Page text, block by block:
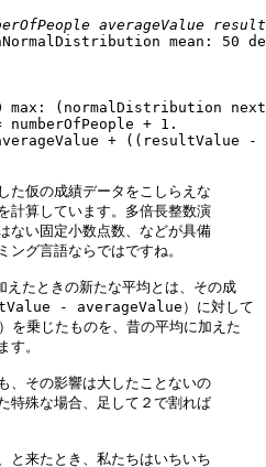
mean: 50
max: (normalDistribution
numberOfPeople + 1.
+ ((resultValue
た仮の成績データをこしらえな
計算しています。多倍長整数演
ない固定小数点数、などが具備
ング言語ならではですね。
たときの新たな平均とは、その成
- averageValue）に対して
乗じたものを、昔の平均に加えた
す。
、その影響は大したことないの
特殊な場合、足して２で割れば
と来たとき、私たちはいちいち